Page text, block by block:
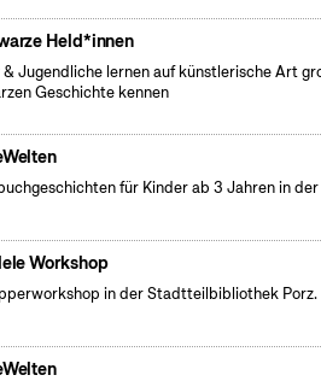
Held*innen
& Jugendliche lernen auf künstlerische Art
Geschichte kennen
für Kinder ab 3 Jahren in
Workshop
in der Stadtteilbibliothek Porz.